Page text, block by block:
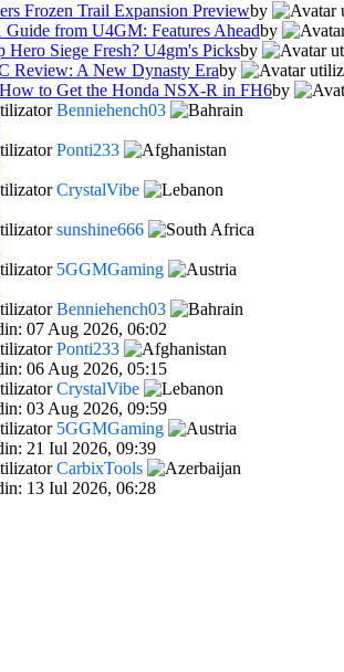
Frozen Trail Expansion Previewby
Guide from U4GM: Features Aheadby
Hero Siege Fresh? U4gm's Picksby
Review: A New Dynasty Eraby
to Get the Honda NSX-R in FH6by
Benniehench03
Ponti233
CrystalVibe
sunshine666
5GGMGaming
Benniehench03
07 Aug 2026, 06:02
Ponti233
06 Aug 2026, 05:15
CrystalVibe
03 Aug 2026, 09:59
5GGMGaming
21 Iul 2026, 09:39
CarbixTools
13 Iul 2026, 06:28